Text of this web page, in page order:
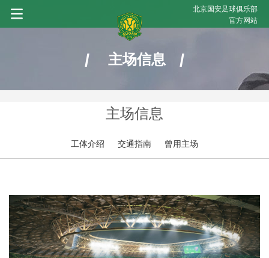
北京国安足球俱乐部
官方网站
/ 主场信息 /
主场信息
工体介绍 交通指南 曾用主场